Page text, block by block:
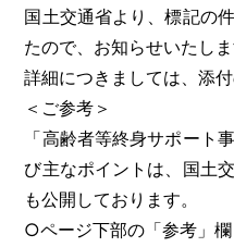
国土交通省より、標記の
たので、お知らせいたしま
詳細につきましては、添
＜ご参考＞
「高齢者等終身サポート
び主なポイントは、国土
も公開しております。
○ページ下部の「参考」欄